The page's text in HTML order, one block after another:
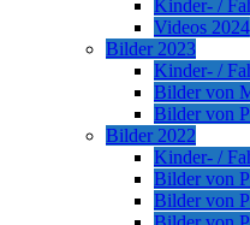
Kinder- /
Videos 2024
Bilder 2023
Kinder- /
Bilder von
Bilder von
Bilder 2022
Kinder- /
Bilder von
Bilder von